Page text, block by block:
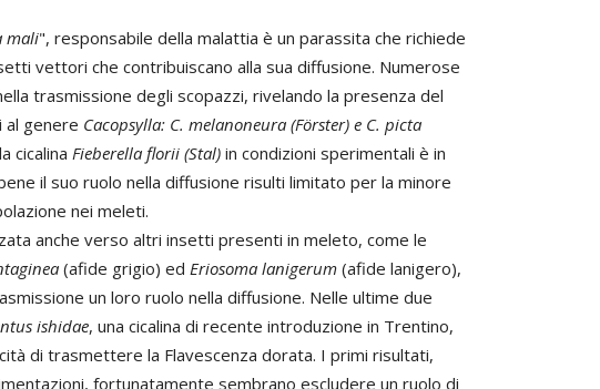
mali", responsabile della malattia è un parassita che richiede
vettori che contribuiscano alla sua diffusione. Numerose
trasmissione degli scopazzi, rivelando la presenza del
al genere Cacopsylla: C. melanoneura (Förster) e C. picta
cicalina Fieberella florii (Stal) in condizioni sperimentali è in
il suo ruolo nella diffusione risulti limitato per la minore
nei meleti.
anche verso altri insetti presenti in meleto, come le
(afide grigio) ed Eriosoma lanigerum (afide lanigero),
un loro ruolo nella diffusione. Nelle ultime due
ishidae, una cicalina di recente introduzione in Trentino,
di trasmettere la Flavescenza dorata. I primi risultati,
fortunatamente sembrano escludere un ruolo di